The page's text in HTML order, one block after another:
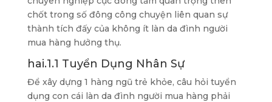
chốt trong số đông công chuyện liên quan sự
thành tích đấy của không ít làn da đình người
mua hàng hưởng thụ.
hai.1.1 Tuyển Dụng Nhân Sự
Để xây dựng 1 hàng ngũ trẻ khỏe, câu hỏi tuyển
dụng con cái làn da đình người mua hàng phải